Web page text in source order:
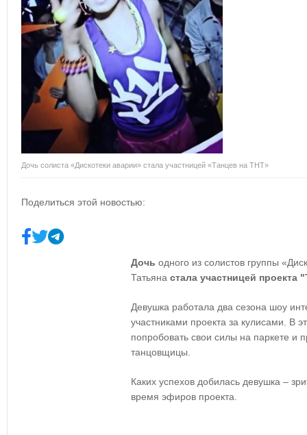
Дочь солиста «Дискотеки аварии» стала участницей «Танцев на ТНТ»
Поделиться этой новостью:
Дочь одного из солистов группы
Татьяна стала участницей проекта
Девушка работала два сезона шоу
участниками проекта за кулисами. В
попробовать свои силы на паркете и
танцовщицы.
Каких успехов добилась девушка –
время эфиров проекта.